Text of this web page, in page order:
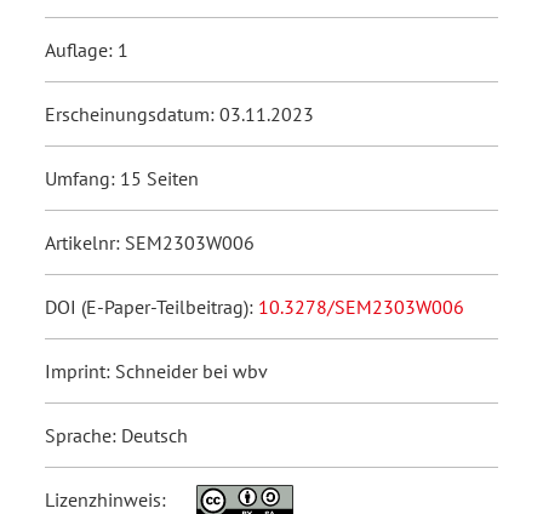
Auflage: 1
Erscheinungsdatum: 03.11.2023
Umfang: 15 Seiten
Artikelnr: SEM2303W006
DOI (E-Paper-Teilbeitrag): 10.3278/SEM2303W006
Imprint: Schneider bei wbv
Sprache: Deutsch
Lizenzhinweis: